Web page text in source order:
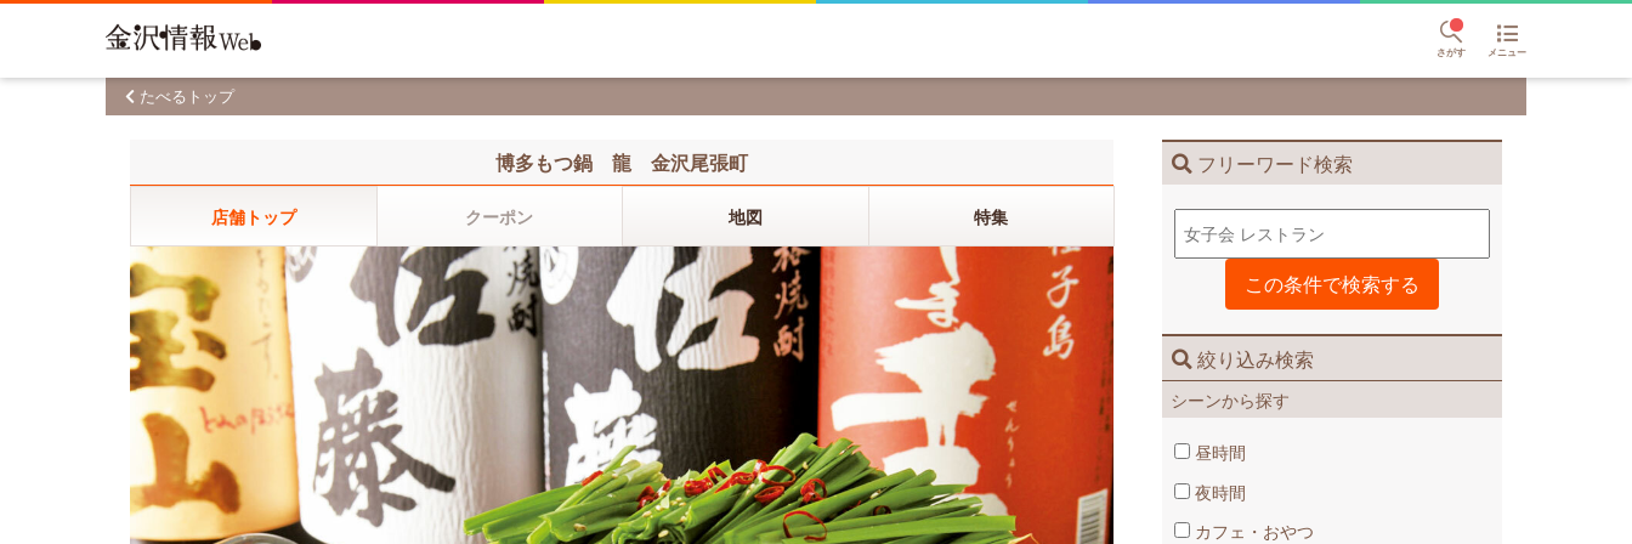
さがす メニュー
たべるトップ
フリーワード検索
絞り込み検索
シーンから探す
昼時間
夜時間
カフェ・おやつ
博多もつ鍋 龍 金沢尾張町
店舗トップ クーポン 地図 特集